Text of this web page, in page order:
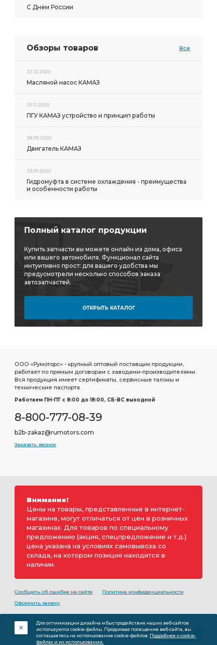
С Днем России
Обзоры товаров Все
22.12.2020
Масляной насос КАМАЗ
25.11.2020
ПГУ КАМАЗ устройство и принцип работы
28.09.2020
Двигатель КАМАЗ
23.09.2020
Гидромуфта в системе охлаждения - преимущества
и особенности работы
Полный каталог продукции
Купить запчасти вы можете онлайн из дома, офиса
или вашего автомобиля. Функционал сайта
интуитивно прост: для вашего удобства мы
предусмотрели несколько способов заказа
автозапчастей.
ОТКРЫТЬ КАТАЛОГ
ООО «Румоторс» - крупный оптовый поставщик продукции,
работает по прямым договорам с заводами-производителями.
Вся продукция имеет сертификаты, сервисные талоны и
технические паспорта.
Работаем ПН-ПТ c 8:00 до 18:00, СБ-ВС выходной
8-800-777-08-39
b2b-zakaz@rumotors.com
Заказать звонок
Внимание!
Цены на товары, представленные в интернет-
магазине, могут отличаться от цен в розничных
магазинах. Для товаров по специальному
предложению (акция, спецпредложение и т.д.)
цена указана на условиях самовывоза со
склада, на котором позиция находится в
наличии.
Сообщить об ошибке на сайте
Политика конфиденциальности
Оформить заявку
обозначением ООО «РуМоторс». Все права на
разработку принадлежат ООО «Румоторс». Не является
публичной офертой.
Для оптимизации дизайна и быстродействия наших веб-сайтов
используются cookie-файлы. Продолжая посещение веб-сайта, вы
соглашаетесь на использование cookie-файлов. Подробнее о cookie-
файлах и их использовании.